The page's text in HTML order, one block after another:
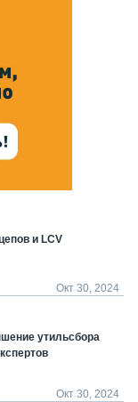
и LCV
Окт 30, 2024
утильсбора
Окт 30, 2024